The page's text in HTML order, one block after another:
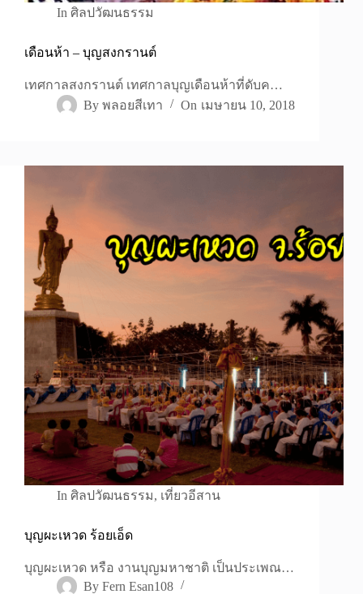
In ศิลปวัฒนธรรม
เดือนห้า – บุญสงกรานต์
เทศกาลสงกรานต์ เทศกาลบุญเดือนห้าที่ดับค…
By พลอยสีเทา On เมษายน 10, 2018
In ศิลปวัฒนธรรม, เที่ยวอีสาน
บุญผะเหวด ร้อยเอ็ด
บุญผะเหวด หรือ งานบุญมหาชาติ เป็นประเพณ…
By Fern Esan108